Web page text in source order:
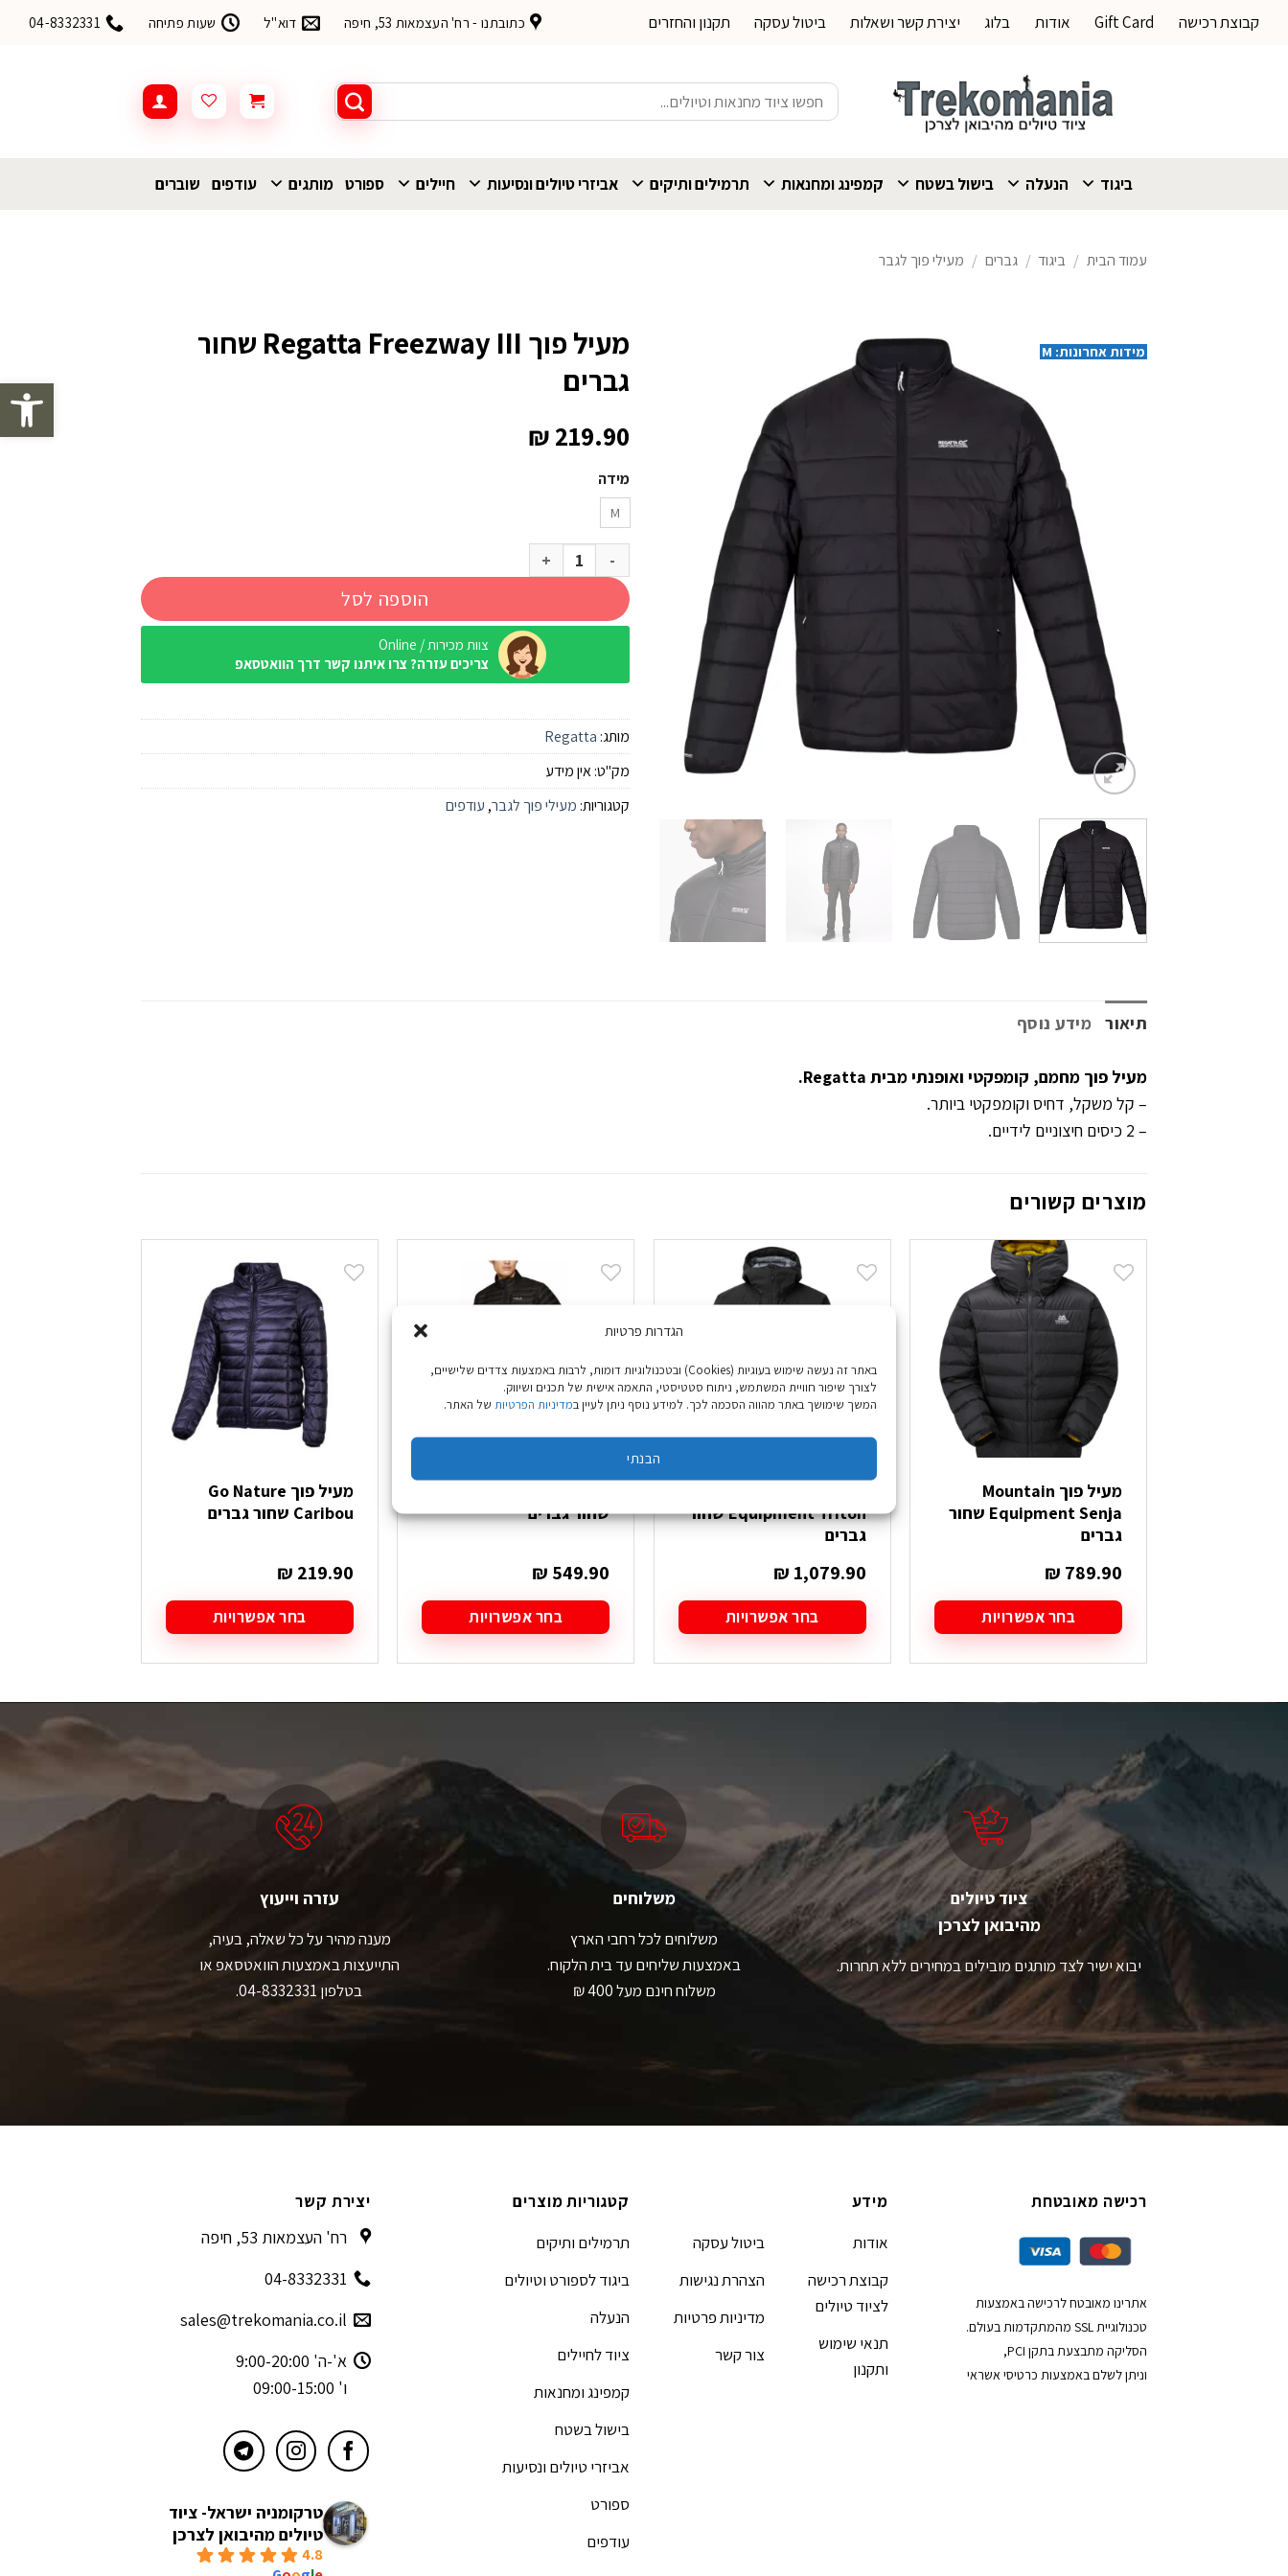
פתח
הגדרות פרטיות
באתר זה נעשה שימוש בעוגיות (Cookies) ובטכנולוגיות דומות, לרבות באמצעות צדדים שלישיים,
לצורך שיפור חוויית המשתמש, ניתוח סטטיסטי, התאמה אישית של תכנים ושיווק.
המשך שימושך באתר מהווה הסכמה לכך. למידע נוסף ניתן לעיין במדיניות הפרטיות של האתר.
הבנתי
קבוצת רכישה Gift Card אודות בלוג יצירת קשר ושאלות ביטול עסקה תקנון והחזרים כתובתנו - רח' העצמאות 53, חיפה דוא"ל שעות פתיחה 04-8332331
חיפוש
עבור:
ביגוד הנעלה בישול בשטח קמפינג ומחנאות תרמילים ותיקים אביזרי טיולים ונסיעות חיילים ספורט מותגים עודפים שוברים
עמוד הבית / ביגוד / גברים / מעילי פוך לגבר
מידות אחרונות: M
מעיל פוך Regatta Freezway III שחור
גברים
₪219.90
מידה
M
כמות של מעיל פוך Regatta Freezway III שחור גברים
הוספה לסל
צוות מכירות / Online
צריכים עזרה? צרו איתנו קשר דרך הוואטסאפ
מותג: Regatta
מק"ט:אין מידע
קטגוריות: מעילי פוך לגבר, עודפים
תיאור מידע נוסף
מעיל פוך מחמם, קומפקטי ואופנתי מבית Regatta.
– קל משקל, דחיס וקומפקטי ביותר.
– 2 כיסים חיצוניים לידיים.
מוצרים קשורים
מעיל פוך Mountain
Equipment Senja שחור
גברים
₪ 789.90
בחר אפשרויות
למוצר
זה
ניתן
לבחור
את
האפשרויות
בעמוד
המוצר
Equipment Triton שחור
גברים
₪ 1,079.90
בחר אפשרויות
למוצר
זה
את
האפשרויות
בעמוד
המוצר
שחור גברים
₪ 549.90
בחר אפשרויות
למוצר
זה
את
האפשרויות
בעמוד
מעיל פוך Go Nature
Caribou שחור גברים
₪ 219.90
בחר אפשרויות
למוצר
זה
ניתן
לבחור
את
האפשרויות
בעמוד
המוצר
מספר
את
האפשרויות
ציוד טיולים
מהיבואן לצרכן
יבוא ישיר לצד מותגים מובילים במחירים ללא תחרות.
משלוחים
משלוחים לכל רחבי הארץ
באמצעות שליחים עד בית הלקוח.
משלוח חינם מעל 400 ₪
עזרה וייעוץ
מענה מהיר על כל שאלה, בעיה,
התייעצות באמצעות הוואטסאפ או
בטלפון 04-8332331.
רכישה מאובטחת
אתרינו מאובטח לרכישה באמצעות
טכנולוגיית SSL מהמתקדמות בעולם.
הסליקה מתבצעת בתקן PCI,
וניתן לשלם באמצעות כרטיסי אשראי
מידע
אודות
קבוצת רכישה
לציוד טיולים
תנאי שימוש
ותקנון
ביטול עסקה
הצהרת נגישות
מדיניות פרטיות
צור קשר
קטגוריות מוצרים
תרמילים ותיקים
ביגוד לספורט וטיולים
הנעלה
ציוד לחיילים
קמפינג ומחנאות
בישול בשטח
אביזרי טיולים ונסיעות
ספורט
עודפים
יצירת קשר
רח' העצמאות 53, חיפה
04-8332331
sales@trekomania.co.il
א'-ה' 9:00-20:00
ו' 09:00-15:00
טרקומניה ישראל- ציוד
טיולים מהיבואן לצרכן
4.8